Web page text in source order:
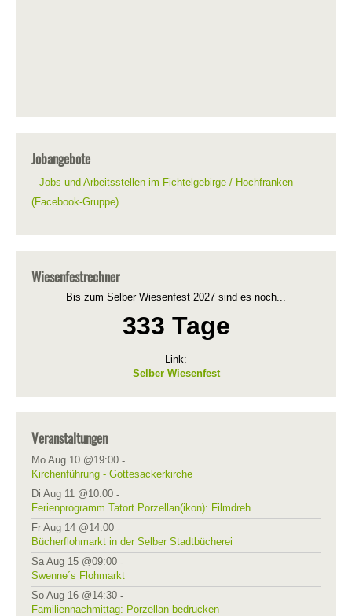
Jobangebote
Jobs und Arbeitsstellen im Fichtelgebirge / Hochfranken
(Facebook-Gruppe)
Wiesenfestrechner
Bis zum Selber Wiesenfest 2027 sind es noch...
333 Tage
Link:
Selber Wiesenfest
Veranstaltungen
Mo Aug 10 @19:00 -
Kirchenführung - Gottesackerkirche
Di Aug 11 @10:00 -
Ferienprogramm Tatort Porzellan(ikon): Filmdreh
Fr Aug 14 @14:00 -
Bücherflohmarkt in der Selber Stadtbücherei
Sa Aug 15 @09:00 -
Swenne´s Flohmarkt
So Aug 16 @14:30 -
Familiennachmittag: Porzellan bedrucken